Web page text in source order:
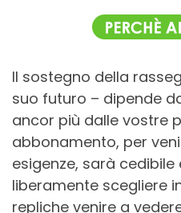
Il sostegno della
suo futuro – dipende
ancor più dalle vostre
abbonamento, per
esigenze, sarà
liberamente scegliere
repliche venire a